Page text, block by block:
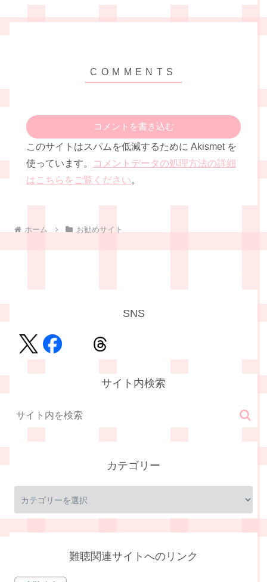
コメントを書き込む
このサイトはスパムを低減するために Akismet を
使っています。
コメントデータの処理方法の詳細
はこちらをご覧ください。
ホーム お勧めサイト
SNS
サイト内検索
カテゴリー
難聴関連サイトへのリンク